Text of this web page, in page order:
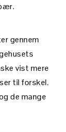
gennem
vist mere
til forskel.
de mange